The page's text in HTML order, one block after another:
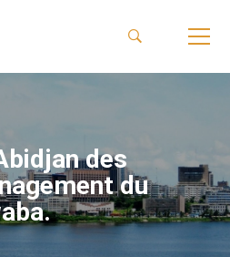
des
du